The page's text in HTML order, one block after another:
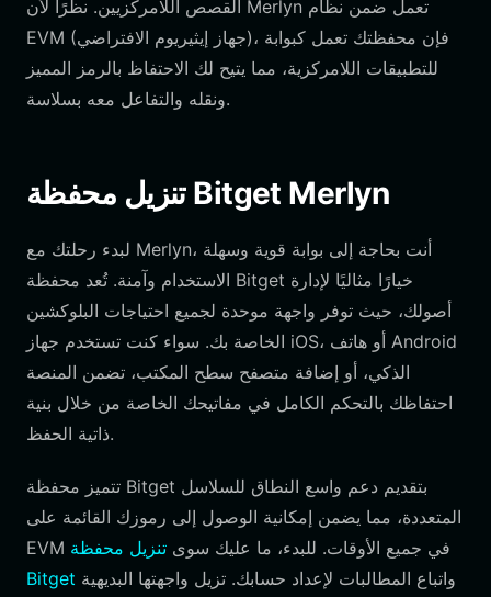
القصص اللامركزيين. نظرًا لأن Merlyn تعمل ضمن نظام
EVM (جهاز إيثيريوم الافتراضي)، فإن محفظتك تعمل كبوابة
للتطبيقات اللامركزية، مما يتيح لك الاحتفاظ بالرمز المميز
ونقله والتفاعل معه بسلاسة.
تنزيل محفظة Bitget Merlyn
لبدء رحلتك مع Merlyn، أنت بحاجة إلى بوابة قوية وسهلة
الاستخدام وآمنة. تُعد محفظة Bitget خيارًا مثاليًا لإدارة
أصولك، حيث توفر واجهة موحدة لجميع احتياجات البلوكشين
الخاصة بك. سواء كنت تستخدم جهاز iOS، أو هاتف Android
الذكي، أو إضافة متصفح سطح المكتب، تضمن المنصة
احتفاظك بالتحكم الكامل في مفاتيحك الخاصة من خلال بنية
ذاتية الحفظ.
تتميز محفظة Bitget بتقديم دعم واسع النطاق للسلاسل
المتعددة، مما يضمن إمكانية الوصول إلى رموزك القائمة على
EVM في جميع الأوقات. للبدء، ما عليك سوى تنزيل محفظة
Bitget